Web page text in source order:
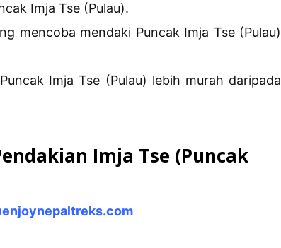
Imja Tse (Pulau).
mencoba mendaki Puncak Imja Tse (Pulau)
Imja Tse (Pulau) lebih murah daripada
Imja Tse (Puncak